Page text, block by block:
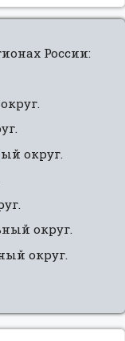
России:
округ.
округ.
округ.